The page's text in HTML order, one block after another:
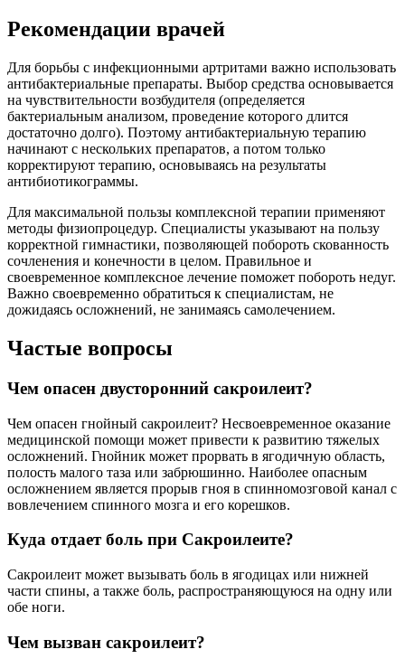
Рекомендации врачей
Для борьбы с инфекционными артритами важно использовать
антибактериальные препараты. Выбор средства основывается
на чувствительности возбудителя (определяется
бактериальным анализом, проведение которого длится
достаточно долго). Поэтому антибактериальную терапию
начинают с нескольких препаратов, а потом только
корректируют терапию, основываясь на результаты
антибиотикограммы.
Для максимальной пользы комплексной терапии применяют
методы физиопроцедур. Специалисты указывают на пользу
корректной гимнастики, позволяющей побороть скованность
сочленения и конечности в целом. Правильное и
своевременное комплексное лечение поможет побороть недуг.
Важно своевременно обратиться к специалистам, не
дожидаясь осложнений, не занимаясь самолечением.
Частые вопросы
Чем опасен двусторонний сакроилеит?
Чем опасен гнойный сакроилеит? Несвоевременное оказание
медицинской помощи может привести к развитию тяжелых
осложнений. Гнойник может прорвать в ягодичную область,
полость малого таза или забрюшинно. Наиболее опасным
осложнением является прорыв гноя в спинномозговой канал с
вовлечением спинного мозга и его корешков.
Куда отдает боль при Сакроилеите?
Сакроилеит может вызывать боль в ягодицах или нижней
части спины, а также боль, распространяющуюся на одну или
обе ноги.
Чем вызван сакроилеит?